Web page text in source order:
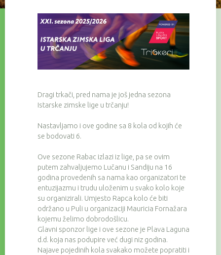
Dragi trkači, pred nama je još jedna sezona
Istarske zimske lige u trčanju!
Nastavljamo i ove godine sa 8 kola od kojih će
se bodovati 6.
Ove sezone Rabac izlazi iz lige, pa se ovim
putem zahvaljujemo Lučanu i Sandiju na 16
godina provedenih sa nama kao organizatori te
entuzijazmu i trudu uloženim u svako kolo koje
su organizirali. Umjesto Rapca kolo će biti
održano u Puli u organizaciji Mauricia Fornažara
kojemu želimo dobrodošlicu.
Glavni sponzor lige i ove sezone je Plava Laguna
d.d. koja nas podupire već dugi niz godina.
Najave pojedinih kola svakako možete popratiti i